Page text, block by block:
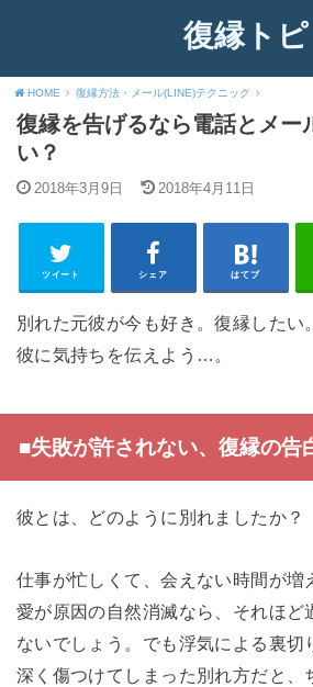
復縁トピ
HOME 復縁方法・メール(LINE)テクニック
復縁を告げるなら電話とメー
い？
2018年3月9日 2018年4月11日
ツイート シェア はてブ
別れた元彼が今も好き。復縁したい
彼に気持ちを伝えよう…。
■失敗が許されない、復縁の告
彼とは、どのように別れましたか？
仕事が忙しくて、会えない時間が増
愛が原因の自然消滅なら、それほど
ないでしょう。でも浮気による裏切
深く傷つけてしまった別れ方だと、